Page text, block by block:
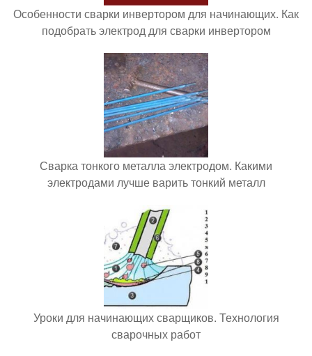
Особенности сварки инвертором для начинающих. Как
подобрать электрод для сварки инвертором
Сварка тонкого металла электродом. Какими
электродами лучше варить тонкий металл
Уроки для начинающих сварщиков. Технология
сварочных работ